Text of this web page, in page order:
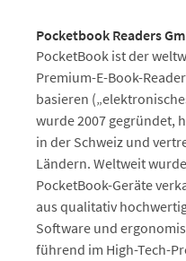
Pocketbook Readers
PocketBook ist der
Premium-E-Book-
basieren
wurde 2007 gegründet,
in der Schweiz und
Ländern. Weltweit
PocketBook-Geräte
aus qualitativ
Software und
führend im High-Tech-